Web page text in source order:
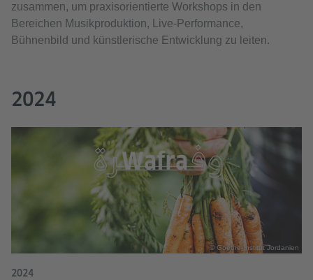
zusammen, um praxisorientierte Workshops in den
Bereichen Musikproduktion, Live-Performance,
Bühnenbild und künstlerische Entwicklung zu leiten.
2024
© Goethe-Institut Jordanien
2024